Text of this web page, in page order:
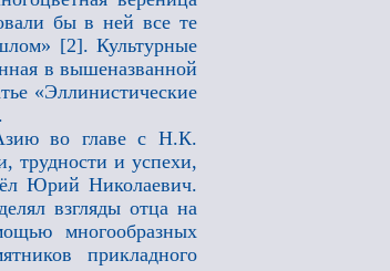
бы в ней все те
[2]. Культурные
в вышеназванной
«Эллинистические
во главе с Н.К.
трудности и успехи,
Юрий Николаевич.
взгляды отца на
многообразных
прикладного